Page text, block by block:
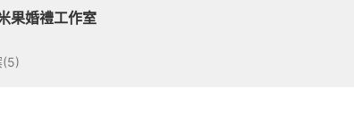
果婚禮工作室
(5)